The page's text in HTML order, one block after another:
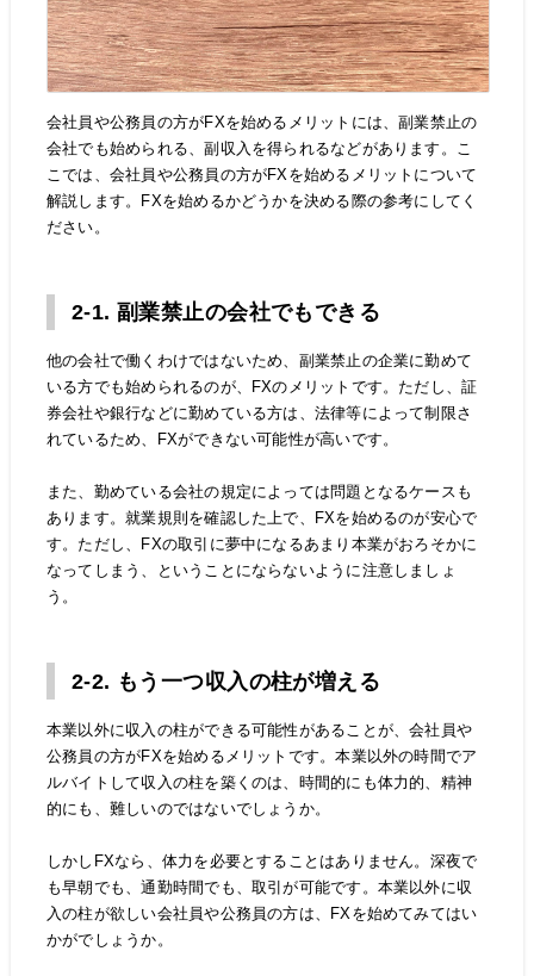
会社員や公務員の方がFXを始めるメリットには、副業禁止の
会社でも始められる、副収入を得られるなどがあります。こ
こでは、会社員や公務員の方がFXを始めるメリットについて
解説します。FXを始めるかどうかを決める際の参考にしてく
ださい。
2-1. 副業禁止の会社でもできる
他の会社で働くわけではないため、副業禁止の企業に勤めて
いる方でも始められるのが、FXのメリットです。ただし、証
券会社や銀行などに勤めている方は、法律等によって制限さ
れているため、FXができない可能性が高いです。
また、勤めている会社の規定によっては問題となるケースも
あります。就業規則を確認した上で、FXを始めるのが安心で
す。ただし、FXの取引に夢中になるあまり本業がおろそかに
なってしまう、ということにならないように注意しましょ
う。
2-2. もう一つ収入の柱が増える
本業以外に収入の柱ができる可能性があることが、会社員や
公務員の方がFXを始めるメリットです。本業以外の時間でア
ルバイトして収入の柱を築くのは、時間的にも体力的、精神
的にも、難しいのではないでしょうか。
しかしFXなら、体力を必要とすることはありません。深夜で
も早朝でも、通勤時間でも、取引が可能です。本業以外に収
入の柱が欲しい会社員や公務員の方は、FXを始めてみてはい
かがでしょうか。